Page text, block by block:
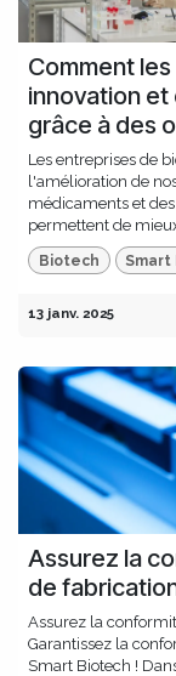
Comment
innovation
grâce à des
Les entreprises de
l'amélioration de
médicaments et
permettent de
Biotech Smart
13 janv. 2025
Assurez la
de
Assurez la
Garantissez la
Smart Biotech !